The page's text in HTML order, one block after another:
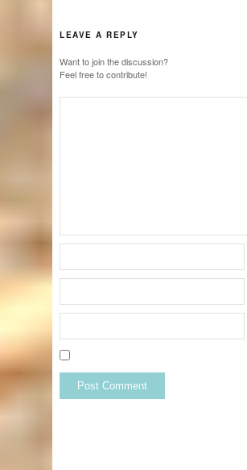
LEAVE A REPLY
Want to join the discussion?
Feel free to contribute!